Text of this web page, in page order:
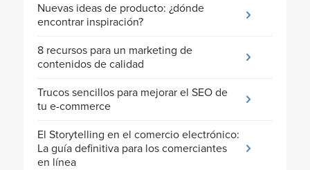
Nuevas ideas de producto: ¿dónde
encontrar inspiración?
8 recursos para un marketing de
contenidos de calidad
Trucos sencillos para mejorar el SEO de
tu e-commerce
El Storytelling en el comercio electrónico:
La guía definitiva para los comerciantes
en línea